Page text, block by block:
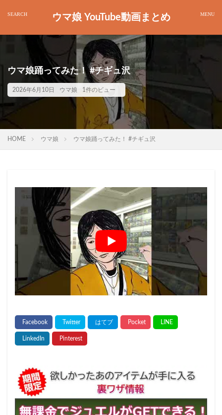
ウマ娘 YouTube動画まとめ
ウマ娘踊ってみた！ #チギュ沢
2026年6月10日 ウマ娘 1件のビュー
HOME ウマ娘 ウマ娘踊ってみた！ #チギュ沢